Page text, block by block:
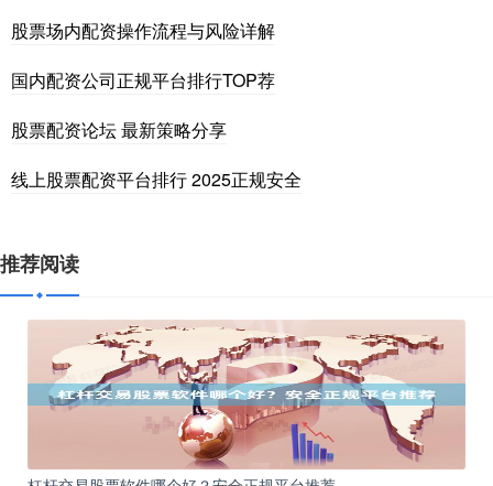
股票场内配资操作流程与风险详解
国内配资公司正规平台排行TOP荐
股票配资论坛 最新策略分享
线上股票配资平台排行 2025正规安全
推荐阅读